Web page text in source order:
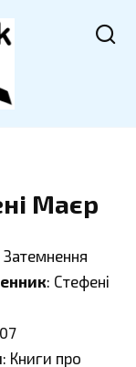
Маєр
Затемнення
: Стефені
: Книги про